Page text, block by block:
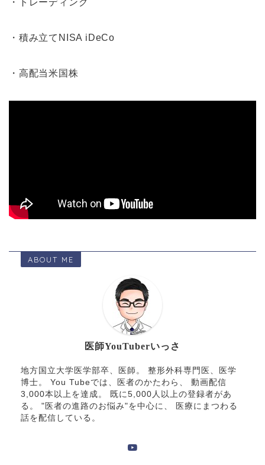
・積み立てNISA iDeCo
・高配当米国株
ABOUT ME
医師YouTuberいっさ
地方国立大学医学部卒、医師。 整形外科専門医、医学
博士。 You Tubeでは、医者のかたわら、 動画配信
3,000本以上を達成。 既に5,000人以上の登録者があ
る。 "医者の進路のお悩み"を中心に、 医療にまつわる
話を配信している。